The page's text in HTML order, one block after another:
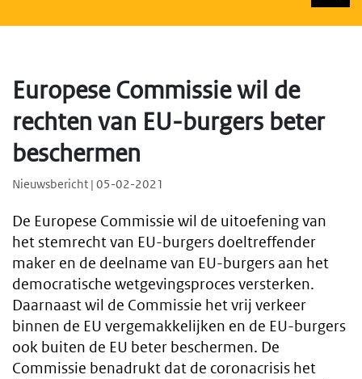
Europese Commissie wil de
rechten van EU-burgers beter
beschermen
Nieuwsbericht | 05-02-2021
De Europese Commissie wil de uitoefening van
het stemrecht van EU-burgers doeltreffender
maker en de deelname van EU-burgers aan het
democratische wetgevingsproces versterken.
Daarnaast wil de Commissie het vrij verkeer
binnen de EU vergemakkelijken en de EU-burgers
ook buiten de EU beter beschermen. De
Commissie benadrukt dat de coronacrisis het